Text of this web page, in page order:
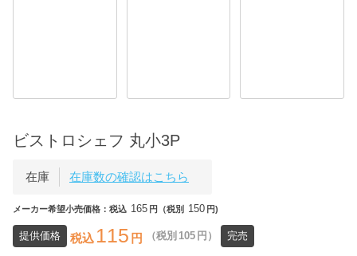
ビストロシェフ 丸小3P
在庫 在庫数の確認はこちら
メーカー希望小売価格：税込 165 円（税別 150 円)
提供価格 税込 115 円 （税別 105 円） 完売